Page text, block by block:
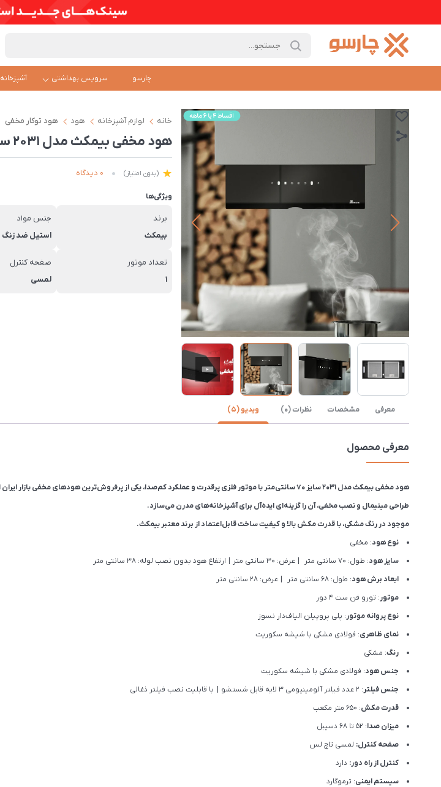
چارسو سرویس بهداشتی آشپزخانه
خانه لوازم آشپزخانه هود ھود توکار مخفی
هود مخفی بیمکث مدل 2031 سایز 70 مشکی پلاس
(بدون امتیاز) 0 دیدگاه
ویژگی‌ها
برند
بیمکث
جنس مواد
استیل ضد زنگ
تعداد موتور
1
صفحه کنترل
لمسی
معرفی مشخصات نظرات (0) ویدیو (5)
معرفی محصول
هود مخفی بیمکث مدل 2031 سایز ۷۰ سانتی‌متر با موتور فلزی پرقدرت و عملکرد کم‌صدا، یکی از پرفروش‌ترین هودهای مخفی بازار ایران است.
طراحی مینیمال و نصب مخفی، آن را گزینه‌ای ایده‌آل برای آشپزخانه‌های مدرن می‌سازد.
موجود در رنگ مشکی، با قدرت مکش بالا و کیفیت ساخت قابل‌اعتماد از برند معتبر بیمکث.
نوع هود: مخفی
سایز هود: طول: 70 سانتی متر | عرض: 30 سانتی متر | ارتفاع هود بدون نصب لوله: 38 سانتی متر
ابعاد برش هود: طول: 68 سانتی متر | عرض: 28 سانتی متر
موتور: تورو فن ست 4 دور
نوع پروانه موتور: پلی پروپیلن الیاف‌دار نسوز
نمای ظاهری: فولادی مشکی با شیشه سکوریت
رنگ: مشکی
جنس هود: فولادی مشکی با شیشه سکوریت
جنس فیلتر: 2 عدد فیلتر آلومینیومی 3 لایه قابل شستشو | با قابلیت نصب فیلتر ذغالی
قدرت مکش: 650 متر مکعب
میزان صدا: 52 تا 68 دسیبل
صفحه کنترل: لمسی تاچ لس
کنترل از راه دور: دارد
سیستم ایمنی: ترموگارد